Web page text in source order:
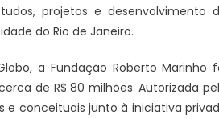
projetos e desenvolvimento
do Rio de Janeiro.
a Fundação Roberto Marinho
de R$ 80 milhões. Autorizada
e conceituais junto à iniciativa